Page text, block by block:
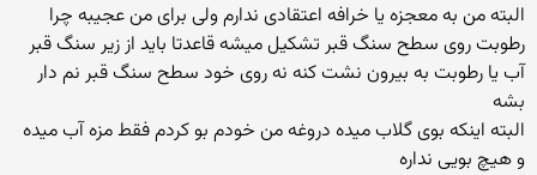
البته من به معجزه یا خرافه اعتقادی ندارم ولی برای من عجیبه چرا
رطوبت روی سطح سنگ قبر تشكیل میشه قاعدتا باید از زیر سنگ قبر
آب یا رطوبت به بیرون نشت كنه نه روی خود سطح سنگ قبر نم دار
بشه
البته اینكه بوی گلاب میده دروغه من خودم بو كردم فقط مزه آب میده
و هیچ بویی نداره